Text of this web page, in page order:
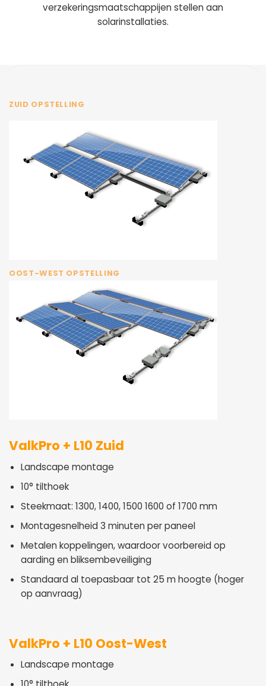
verzekeringsmaatschappijen stellen aan
solarinstallaties.
ZUID OPSTELLING
OOST-WEST OPSTELLING
ValkPro + L10 Zuid
Landscape montage
10° tilthoek
Steekmaat: 1300, 1400, 1500 1600 of 1700 mm
Montagesnelheid 3 minuten per paneel
Metalen koppelingen, waardoor voorbereid op
aarding en bliksembeveiliging
Standaard al toepasbaar tot 25 m hoogte (hoger
op aanvraag)
ValkPro + L10 Oost-West
Landscape montage